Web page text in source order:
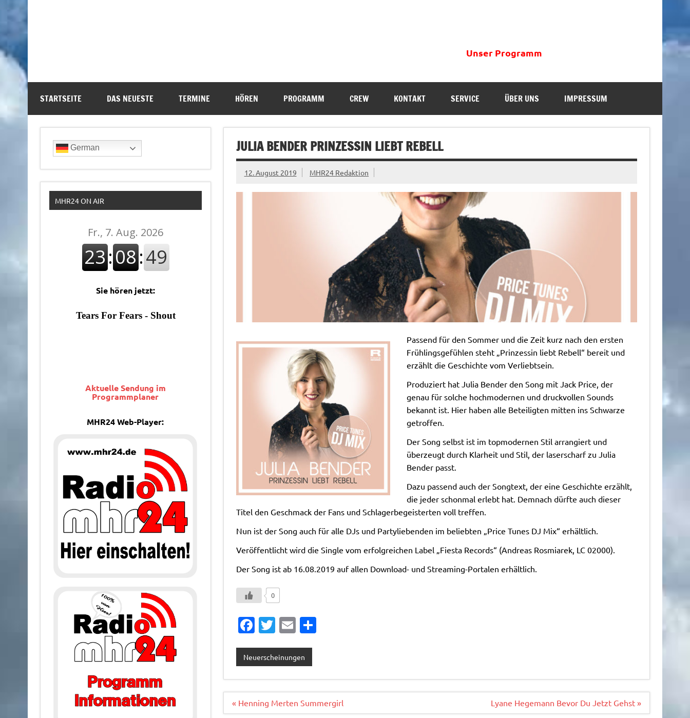
Unser Programm
STARTSEITE DAS NEUESTE TERMINE HÖREN PROGRAMM CREW KONTAKT SERVICE ÜBER UNS IMPRESSUM
JULIA BENDER PRINZESSIN LIEBT REBELL
12. August 2019 MHR24 Redaktion
Passend für den Sommer und die Zeit kurz nach den ersten
Frühlingsgefühlen steht „Prinzessin liebt Rebell“ bereit und
erzählt die Geschichte vom Verliebtsein.
Produziert hat Julia Bender den Song mit Jack Price, der
genau für solche hochmodernen und druckvollen Sounds
bekannt ist. Hier haben alle Beteiligten mitten ins Schwarze
getroffen.
Der Song selbst ist im topmodernen Stil arrangiert und
überzeugt durch Klarheit und Stil, der laserscharf zu Julia
Bender passt.
Dazu passend auch der Songtext, der eine Geschichte erzählt,
die jeder schonmal erlebt hat. Demnach dürfte auch dieser
Titel den Geschmack der Fans und Schlagerbegeisterten voll treffen.
Nun ist der Song auch für alle DJs und Partyliebenden im beliebten „Price Tunes DJ Mix“ erhältlich.
Veröffentlicht wird die Single vom erfolgreichen Label „Fiesta Records“ (Andreas Rosmiarek, LC 02000).
Der Song ist ab 16.08.2019 auf allen Download- und Streaming-Portalen erhältlich.
0
Fa
e
b
o
o
T
it
te
r
E
ai
l
T
n
Neuerscheinungen
Beitragsnavigation
« Henning Merten Summergirl Lyane Hegemann Bevor Du Jetzt Gehst »
German
MHR24 ON AIR
Sie hören jetzt:
Aktuelle Sendung im
Programmplaner
MHR24 Web-Player: